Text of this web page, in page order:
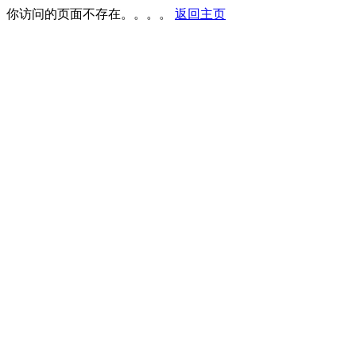
你访问的页面不存在。。。。 返回主页